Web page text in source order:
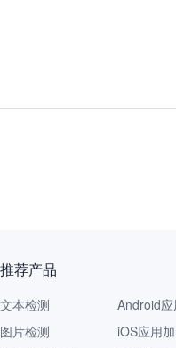
推荐产品
文本检测
图片检测
Android
iOS应用